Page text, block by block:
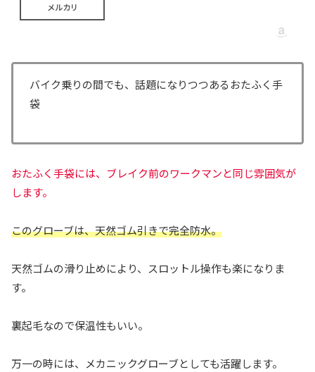
メルカリ
バイク乗りの間でも、話題になりつつあるおたふく手
袋
おたふく手袋には、ブレイク前のワークマンと同じ雰囲気が
します。
このグローブは、天然ゴム引きで完全防水。
天然ゴムの滑り止めにより、スロットル操作も楽になりま
す。
裏起毛なので保温性もいい。
万一の時には、メカニックグローブとしても活躍します。